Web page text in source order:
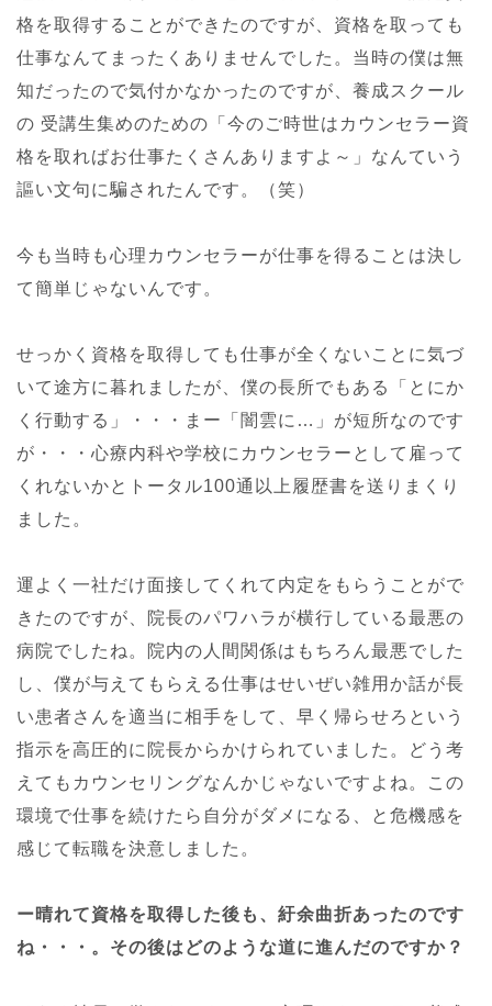
格を取得することができたのですが、資格を取っても
仕事なんてまったくありませんでした。当時の僕は無
知だったので気付かなかったのですが、養成スクール
の 受講生集めのための「今のご時世はカウンセラー資
格を取ればお仕事たくさんありますよ～」なんていう
謳い文句に騙されたんです。（笑）
今も当時も心理カウンセラーが仕事を得ることは決し
て簡単じゃないんです。
せっかく資格を取得しても仕事が全くないことに気づ
いて途方に暮れましたが、僕の長所でもある「とにか
く行動する」・・・まー「闇雲に…」が短所なのです
が・・・心療内科や学校にカウンセラーとして雇って
くれないかとトータル100通以上履歴書を送りまくり
ました。
運よく一社だけ面接してくれて内定をもらうことがで
きたのですが、院長のパワハラが横行している最悪の
病院でしたね。院内の人間関係はもちろん最悪でした
し、僕が与えてもらえる仕事はせいぜい雑用か話が長
い患者さんを適当に相手をして、早く帰らせろという
指示を高圧的に院長からかけられていました。どう考
えてもカウンセリングなんかじゃないですよね。この
環境で仕事を続けたら自分がダメになる、と危機感を
感じて転職を決意しました。
ー晴れて資格を取得した後も、紆余曲折あったのです
ね・・・。その後はどのような道に進んだのですか？